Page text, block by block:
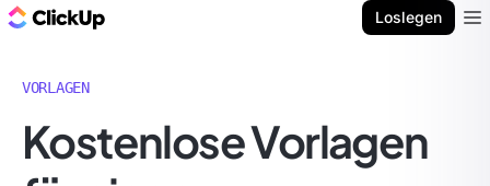
Loslegen
VORLAGEN
Kostenlose Vorlagen